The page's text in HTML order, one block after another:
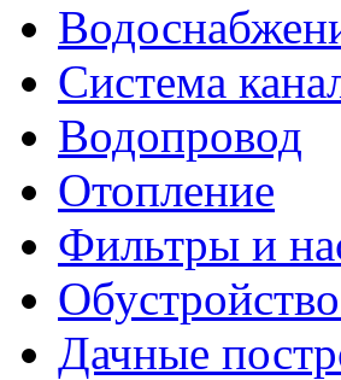
Система
Водопровод
Отопление
Фильтры и
Дачные